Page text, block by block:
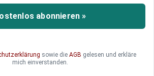
in der Rangliste des EU-
abonnieren »
sowie die AGB gelesen und erkläre
mich einverstanden.